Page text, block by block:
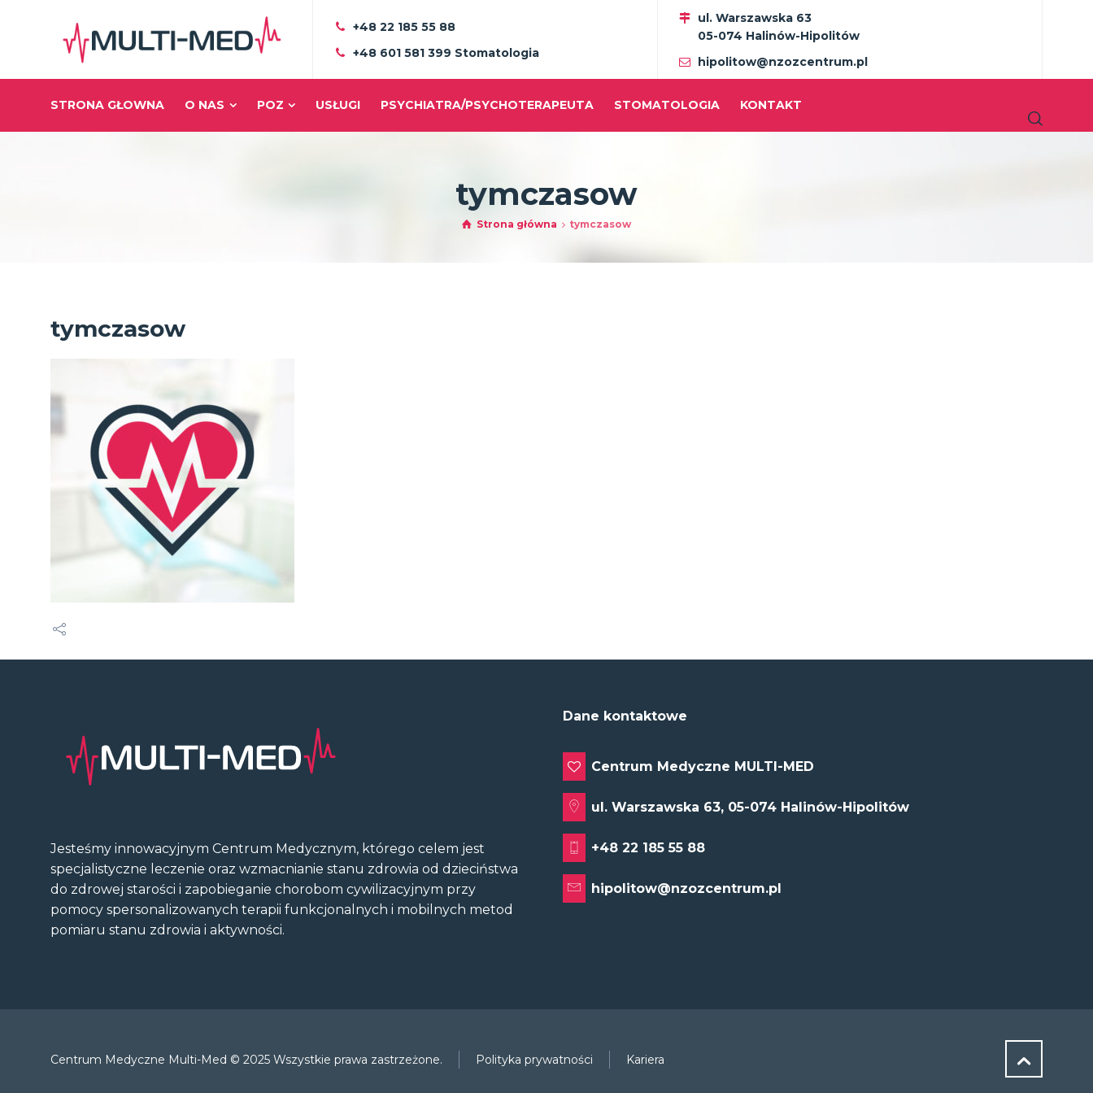
+48 22 185 55 88
+48 601 581 399 Stomatologia
ul. Warszawska 63
05-074 Halinów-Hipolitów
hipolitow@nzozcentrum.pl
STRONA GŁOWNA O NAS POZ USŁUGI PSYCHIATRA/PSYCHOTERAPEUTA STOMATOLOGIA KONTAKT
tymczasow
Strona główna tymczasow
tymczasow
Jesteśmy innowacyjnym Centrum Medycznym, którego celem jest
specjalistyczne leczenie oraz wzmacnianie stanu zdrowia od dzieciństwa
do zdrowej starości i zapobieganie chorobom cywilizacyjnym przy
pomocy spersonalizowanych terapii funkcjonalnych i mobilnych metod
pomiaru stanu zdrowia i aktywności.
Dane kontaktowe
Centrum Medyczne MULTI-MED
ul. Warszawska 63, 05-074 Halinów-Hipolitów
+48 22 185 55 88
hipolitow@nzozcentrum.pl
Centrum Medyczne Multi-Med © 2025 Wszystkie prawa zastrzeżone. Polityka prywatności Kariera